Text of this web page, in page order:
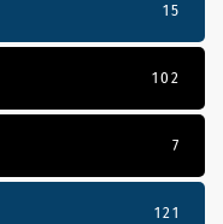
15
102
7
121